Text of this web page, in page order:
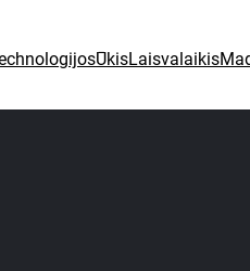
ŪkisLaisvalaikis